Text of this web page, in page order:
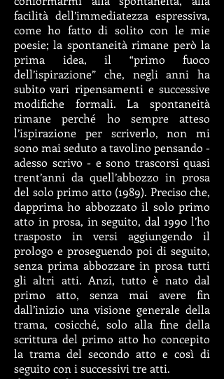
facilità dell’immediatezza espressiva,
come ho fatto di solito con le mie
poesie; la spontaneità rimane però la
prima idea, il “primo fuoco
dell’ispirazione” che, negli anni ha
subito vari ripensamenti e successive
modifiche formali. La spontaneità
rimane perché ho sempre atteso
l’ispirazione per scriverlo, non mi
sono mai seduto a tavolino pensando -
adesso scrivo - e sono trascorsi quasi
trent’anni da quell’abbozzo in prosa
del solo primo atto (1989). Preciso che,
dapprima ho abbozzato il solo primo
atto in prosa, in seguito, dal 1990 l’ho
trasposto in versi aggiungendo il
prologo e proseguendo poi di seguito,
senza prima abbozzare in prosa tutti
gli altri atti. Anzi, tutto è nato dal
primo atto, senza mai avere fin
dall’inizio una visione generale della
trama, cosicché, solo alla fine della
scrittura del primo atto ho concepito
la trama del secondo atto e così di
seguito con i successivi tre atti.